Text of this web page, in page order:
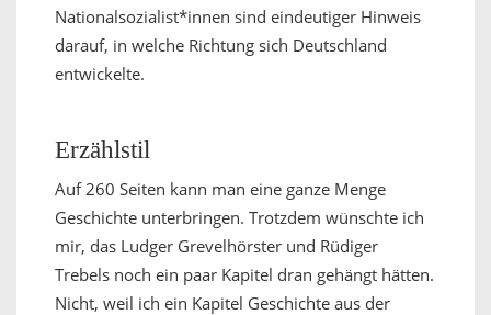
Nationalsozialist*innen sind eindeutiger Hinweis
darauf, in welche Richtung sich Deutschland
entwickelte.
Erzählstil
Auf 260 Seiten kann man eine ganze Menge
Geschichte unterbringen. Trotzdem wünschte ich
mir, das Ludger Grevelhörster und Rüdiger
Trebels noch ein paar Kapitel dran gehängt hätten.
Nicht, weil ich ein Kapitel Geschichte aus der